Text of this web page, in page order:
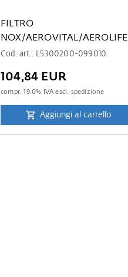
FILTRO
NOX/AEROVITAL/AEROLIFE
Cod. art.: L5300200-099010
104,84 EUR
compr.19.0% IVA escl. spedizione
Aggiungi al carrello